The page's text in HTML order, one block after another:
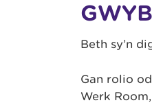
Beth sy’n
Gan rolio
Werk